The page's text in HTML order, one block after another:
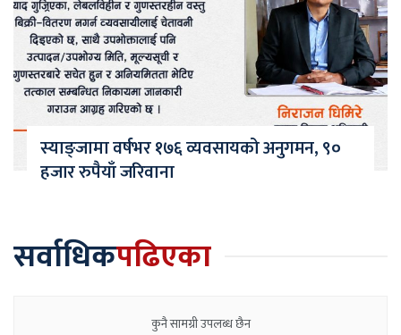
स्याङ्जामा वर्षभर १७६ व्यवसायको अनुगमन, ९०
हजार रुपैयाँ जरिवाना
सर्वाधिकपढिएका
कुनै सामग्री उपलब्ध छैन